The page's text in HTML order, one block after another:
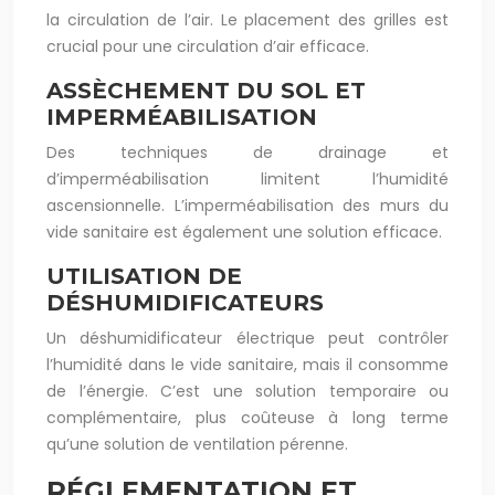
la circulation de l’air. Le placement des grilles est
crucial pour une circulation d’air efficace.
ASSÈCHEMENT DU SOL ET
IMPERMÉABILISATION
Des techniques de drainage et
d’imperméabilisation limitent l’humidité
ascensionnelle. L’imperméabilisation des murs du
vide sanitaire est également une solution efficace.
UTILISATION DE
DÉSHUMIDIFICATEURS
Un déshumidificateur électrique peut contrôler
l’humidité dans le vide sanitaire, mais il consomme
de l’énergie. C’est une solution temporaire ou
complémentaire, plus coûteuse à long terme
qu’une solution de ventilation pérenne.